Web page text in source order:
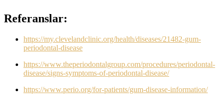
Referanslar:
https://my.clevelandclinic.org/health/diseases/21482-gum-
periodontal-disease
https://www.theperiodontalgroup.com/procedures/periodontal-
disease/signs-symptoms-of-periodontal-disease/
https://www.perio.org/for-patients/gum-disease-information/